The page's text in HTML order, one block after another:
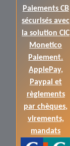
Paiements CB
sécurisés avec
la solution CIC
Monetico
Paiement.
ApplePay,
Paypal et
règlements
par chèques,
virements,
mandats